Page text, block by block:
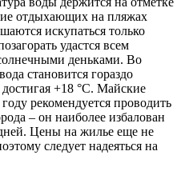
отдыхающих на пляжах
искупаться только
удастся всем
деньками. Во
становится гораздо
+18 °C. Майские
рекомендуется проводить
– он наиболее избалован
Цены на жилье еще не
следует надеяться на